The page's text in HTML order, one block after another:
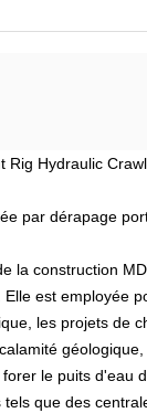
Rig Hydraulic
par dérapage
la construction
est employée
les projets de
le puits d'eau
que des